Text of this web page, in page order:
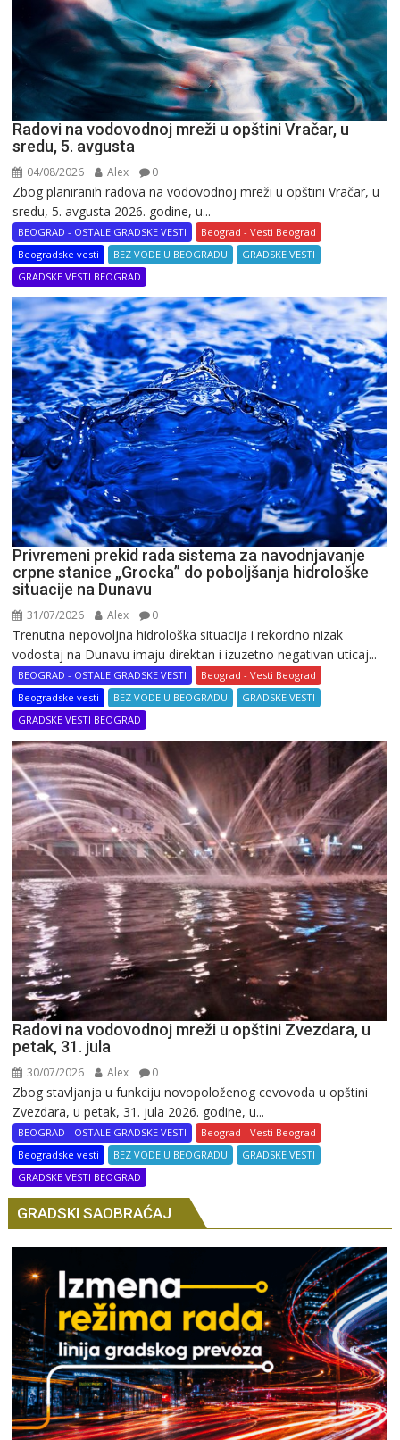
Radovi na vodovodnoj mreži u opštini Vračar, u
sredu, 5. avgusta
04/08/2026 Alex 0
Zbog planiranih radova na vodovodnoj mreži u opštini Vračar, u
sredu, 5. avgusta 2026. godine, u...
BEOGRAD - OSTALE GRADSKE VESTI
Beograd - Vesti Beograd
Beogradske vesti
BEZ VODE U BEOGRADU
GRADSKE VESTI
GRADSKE VESTI BEOGRAD
Privremeni prekid rada sistema za navodnjavanje
crpne stanice „Grocka” do poboljšanja hidrološke
situacije na Dunavu
31/07/2026 Alex 0
Trenutna nepovoljna hidrološka situacija i rekordno nizak
vodostaj na Dunavu imaju direktan i izuzetno negativan uticaj...
BEOGRAD - OSTALE GRADSKE VESTI
Beograd - Vesti Beograd
Beogradske vesti
BEZ VODE U BEOGRADU
GRADSKE VESTI
GRADSKE VESTI BEOGRAD
Radovi na vodovodnoj mreži u opštini Zvezdara, u
petak, 31. jula
30/07/2026 Alex 0
Zbog stavljanja u funkciju novopoloženog cevovoda u opštini
Zvezdara, u petak, 31. jula 2026. godine, u...
BEOGRAD - OSTALE GRADSKE VESTI
Beograd - Vesti Beograd
Beogradske vesti
BEZ VODE U BEOGRADU
GRADSKE VESTI
GRADSKE VESTI BEOGRAD
GRADSKI SAOBRAĆAJ